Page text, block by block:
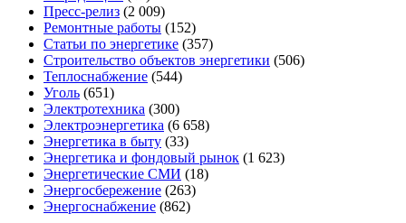
Пресс-релиз (2 009)
Ремонтные работы (152)
Статьи по энергетике (357)
Строительство объектов энергетики (506)
Теплоснабжение (544)
Уголь (651)
Электротехника (300)
Электроэнергетика (6 658)
Энергетика в быту (33)
Энергетика и фондовый рынок (1 623)
Энергетические СМИ (18)
Энергосбережение (263)
Энергоснабжение (862)